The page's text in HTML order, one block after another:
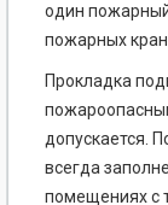
один
пожарных
Прокладка
допускается.
всегда
помещениях с